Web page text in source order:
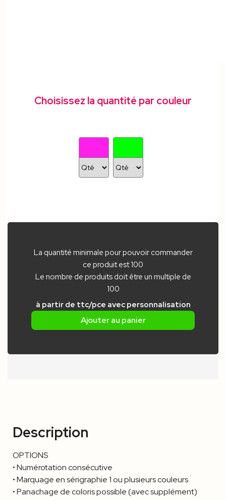
Choisissez la quantité par couleur
La quantité minimale pour pouvoir commander
ce produit est 100
Le nombre de produits doit être un multiple de
100
à partir de ttc/pce avec personnalisation
Ajouter au panier
Description
OPTIONS
• Numérotation consécutive
• Marquage en sérigraphie 1 ou plusieurs couleurs
• Panachage de coloris possible (avec supplément)